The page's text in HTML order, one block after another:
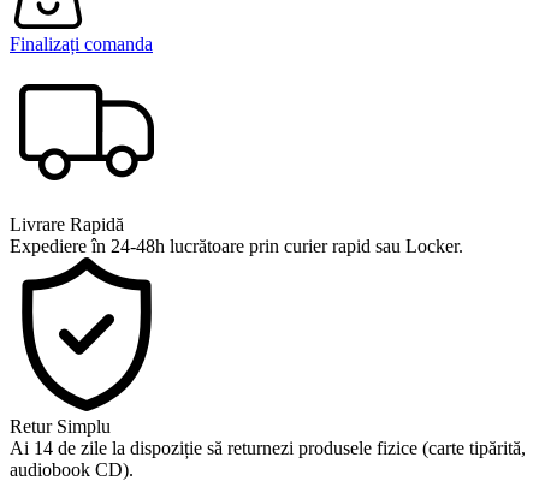
Finalizați comanda
Livrare Rapidă
Expediere în 24-48h lucrătoare prin curier rapid sau Locker.
Retur Simplu
Ai 14 de zile la dispoziție să returnezi produsele fizice (carte tipărită,
audiobook CD).